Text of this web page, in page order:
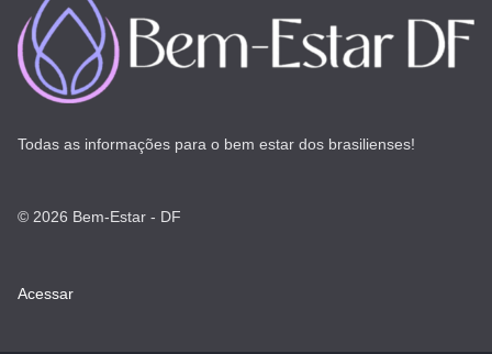
Todas as informações para o bem estar dos brasilienses!
© 2026 Bem-Estar - DF
Acessar